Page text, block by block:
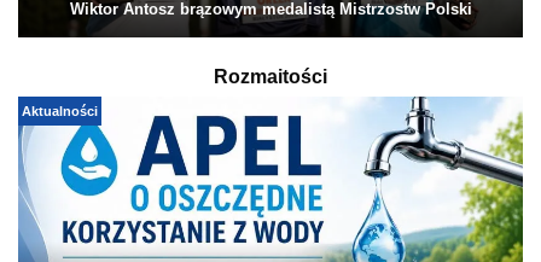
Wiktor Antosz brązowym medalistą Mistrzostw Polski
Rozmaitości
Aktualności